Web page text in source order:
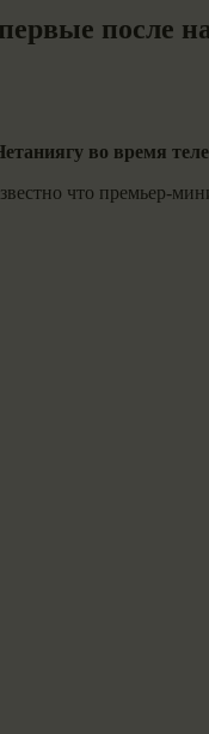
после
во время
что премьер-